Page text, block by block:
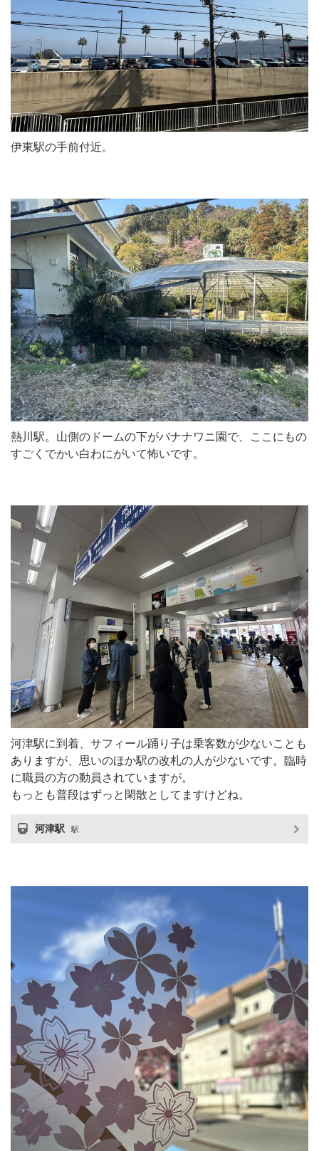
伊東駅の手前付近。
熱川駅。山側のドームの下がバナナワニ園で、ここにもの
すごくでかい白わにがいて怖いです。
河津駅に到着、サフィール踊り子は乗客数が少ないことも
ありますが、思いのほか駅の改札の人が少ないです。臨時
に職員の方の動員されていますが。
もっとも普段はずっと閑散としてますけどね。
河津駅 駅